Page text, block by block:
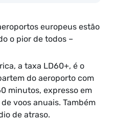
europeus estão
o pior de todos –
a taxa LD60+, é o
do aeroporto com
minutos, expresso em
voos anuais. Também
de atraso.